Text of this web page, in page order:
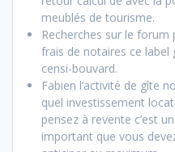
meublés de tourisme.
Recherches sur le
frais de notaires ce label
censi-bouvard.
Fabien l’activité de gîte
quel investissement
pensez à revente c’est
important que vous